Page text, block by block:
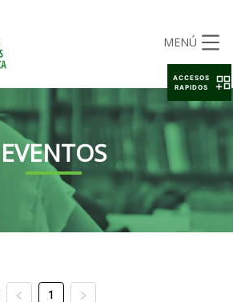
MENÚ
EVENTOS
1
ACCESOS
RAPIDOS